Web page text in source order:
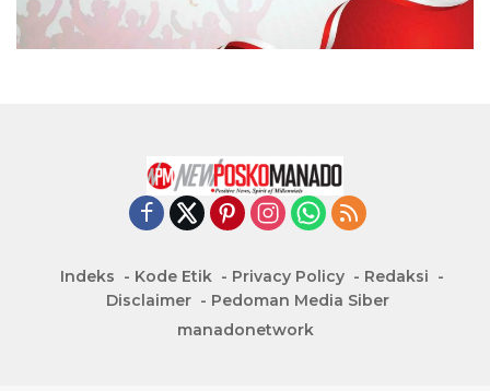
Indeks Kode Etik Privacy Policy
Redaksi
Disclaimer
Pedoman Media Siber
manadonetwork